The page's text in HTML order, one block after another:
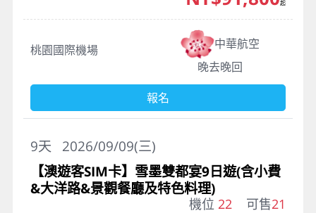
桃園國際機場
中華航空
晚去晚回
起
報名
2026/09/09(三)
9天
【澳遊客SIM卡】雪墨雙都宴9日遊(含小費
&大洋路&景觀餐廳及特色料理)
機位 22 可售21